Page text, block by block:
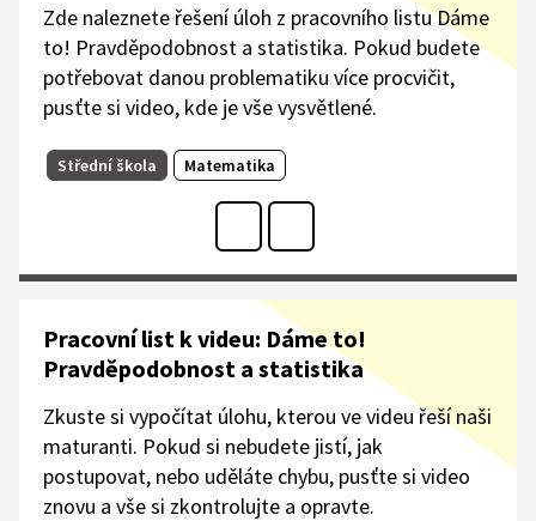
Zde naleznete řešení úloh z pracovního listu Dáme
to! Pravděpodobnost a statistika. Pokud budete
potřebovat danou problematiku více procvičit,
pusťte si video, kde je vše vysvětlené.
Střední škola Matematika
Pracovní list k videu: Dáme to!
Pravděpodobnost a statistika
Zkuste si vypočítat úlohu, kterou ve videu řeší naši
maturanti. Pokud si nebudete jistí, jak
postupovat, nebo uděláte chybu, pusťte si video
znovu a vše si zkontrolujte a opravte.